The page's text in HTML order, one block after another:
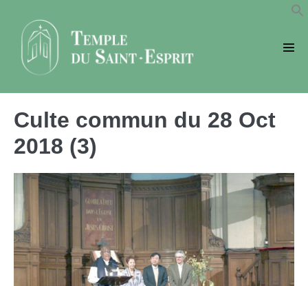
contenu
Culte commun du 28 Oct
2018 (3)